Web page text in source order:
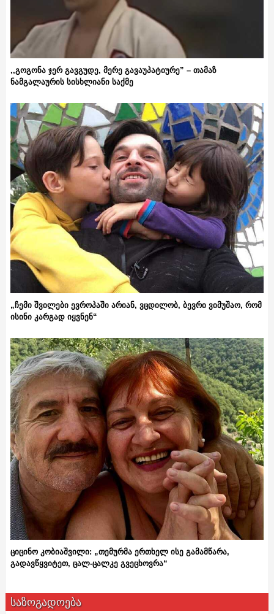
,,გოგონა ჯერ გავგუდე, მერე გავაუპატიურე” – თამაზ
ნამგალაურის სისხლიანი საქმე
„ჩემი შვილები ევროპაში არიან, ვცდილობ, ბევრი ვიმუშაო, რომ
ისინი კარგად იყვნენ“
ციცინო კობიაშვილი: „თემურმა ერთხელ ისე გამამწარა,
გადავწყვიტეთ, ცალ-ცალკე გვეცხოვრა“
საზოგადოება